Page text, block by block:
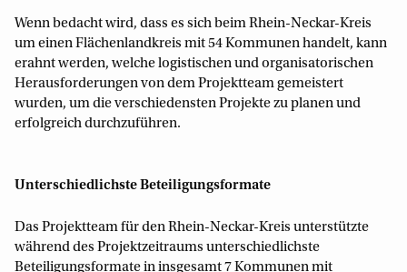
Wenn bedacht wird, dass es sich beim Rhein-Neckar-Kreis
um einen Flächenlandkreis mit 54 Kommunen handelt, kann
erahnt werden, welche logistischen und organisatorischen
Herausforderungen von dem Projektteam gemeistert
wurden, um die verschiedensten Projekte zu planen und
erfolgreich durchzuführen.
Unterschiedlichste Beteiligungsformate
Das Projektteam für den Rhein-Neckar-Kreis unterstützte
während des Projektzeitraums unterschiedlichste
Beteiligungsformate in insgesamt 7 Kommunen mit